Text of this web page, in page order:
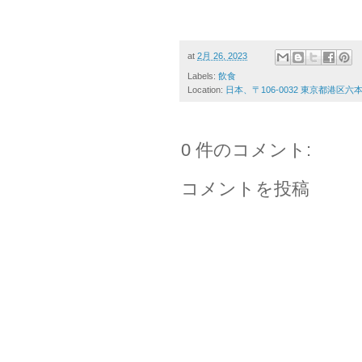
at 2月 26, 2023
Labels: 飲食
Location: 日本、〒106-0032 東京都港区六
0 件のコメント:
コメントを投稿